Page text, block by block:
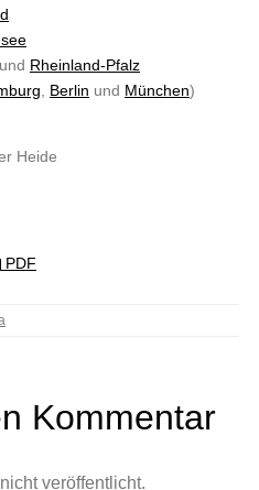
und Rheinland-Pfalz
Berlin und München)
Heide
PDF
Kommentar
veröffentlicht.